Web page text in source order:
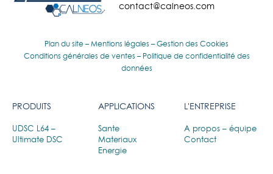
contact@calneos.com
Plan du site – Mentions légales – Gestion des Cookies
Conditions générales de ventes – Politique de confidentialité des
données
PRODUITS
UDSC L64 –
Ultimate DSC
APPLICATIONS
Sante
Materiaux
Energie
L'ENTREPRISE
A propos – équipe
Contact